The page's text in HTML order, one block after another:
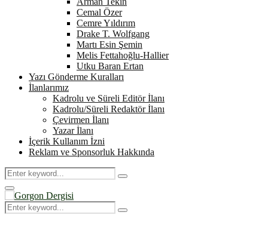
Cemal Özer
Cemre Yıldırım
Drake T. Wolfgang
Martı Esin Şemin
Melis Fettahoğlu-Hallier
Utku Baran Ertan
Yazı Gönderme Kuralları
İlanlarımız
Kadrolu ve Süreli Editör İlanı
Kadrolu/Süreli Redaktör İlanı
Çevirmen İlanı
Yazar İlanı
İçerik Kullanım İzni
Reklam ve Sponsorluk Hakkında
Search
for:
Search
Primary
Menu
Search
for:
Search